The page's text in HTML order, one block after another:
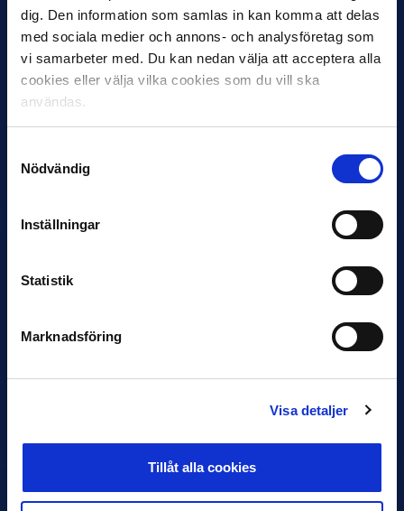
dig. Den information som samlas in kan komma att delas
med sociala medier och annons- och analysföretag som
vi samarbeter med. Du kan nedan välja att acceptera alla
cookies eller välja vilka cookies som du vill ska
användas.
Nödvändig
Inställningar
Statistik
Marknadsföring
Visa detaljer
Tillåt alla cookies
12 JUNI
Samma vinnare som i…
VM-spelare med förflutet i Allsvenskan
Dennis Hadžikadunić — Malmö FF / Trelleborg FF